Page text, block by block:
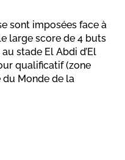
sont imposées face à
large score de 4 buts
stade El Abdi d’El
qualificatif (zone
du Monde de la